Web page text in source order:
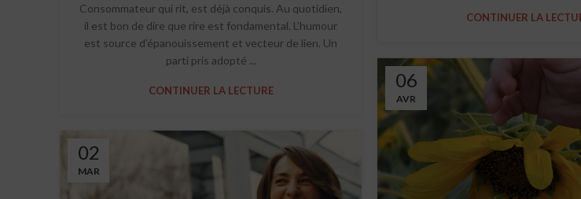
Consommateur qui rit, est déjà conquis. Au quotidien,
il est bon de dire que rire est fondamental. L’humour
est source d’épanouissement et vecteur de lien. Un
parti pris adopté ...
CONTINUER LA LECTURE
CONTINUER LA
06
AVR
02
MAR